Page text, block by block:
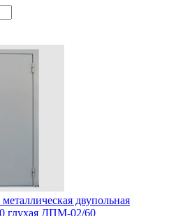
двупольная
глухая ДПМ-02/60